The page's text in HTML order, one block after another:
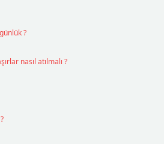
?
nasıl atılmalı ?